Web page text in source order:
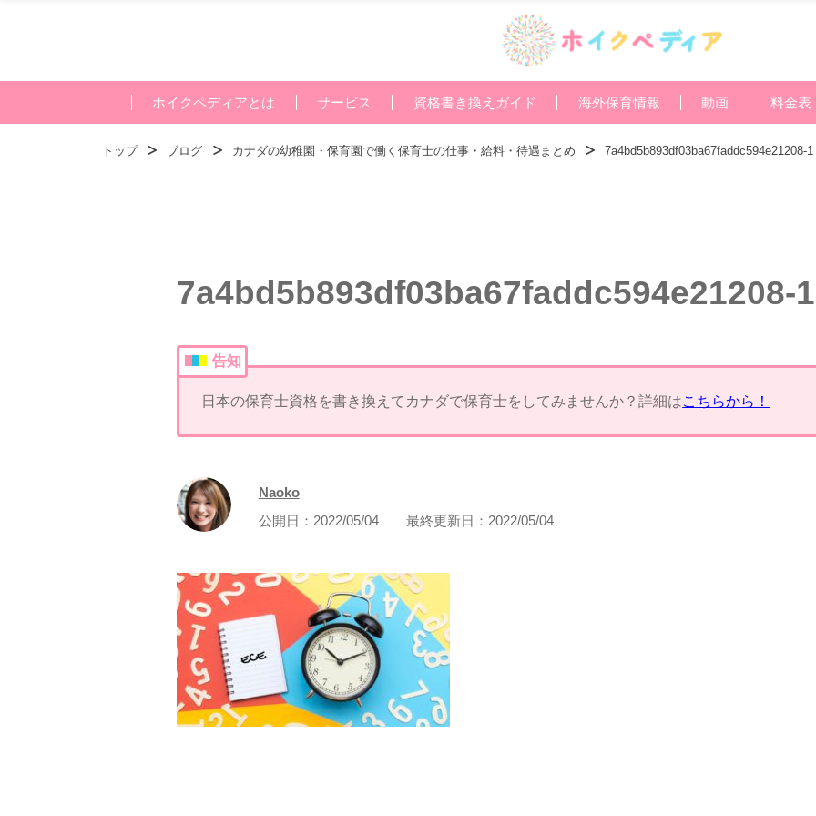
ホイクペディアとは サービス 資格書き換えガイド 海外保育情報 動画 料金表
トップ ブログ カナダの幼稚園・保育園で働く保育士の仕事・給料・待遇まとめ 7a4bd5b893df03ba67faddc594e21208-1
7a4bd5b893df03ba67faddc594e21208-1
告知
日本の保育士資格を書き換えてカナダで保育士をしてみませんか？詳細はこちらから！
Naoko
公開日： 2022/05/04 最終更新日： 2022/05/04